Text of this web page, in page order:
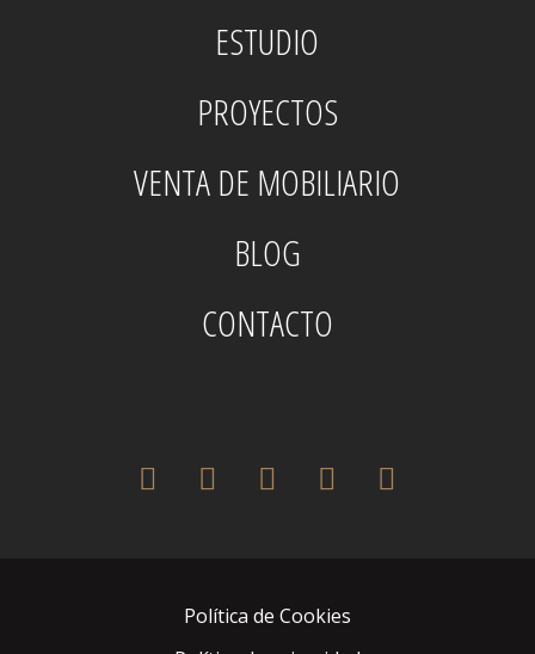
ESTUDIO
PROYECTOS
VENTA DE MOBILIARIO
BLOG
CONTACTO
twitter facebookpinterestinstagram
houzz
Política de Cookies